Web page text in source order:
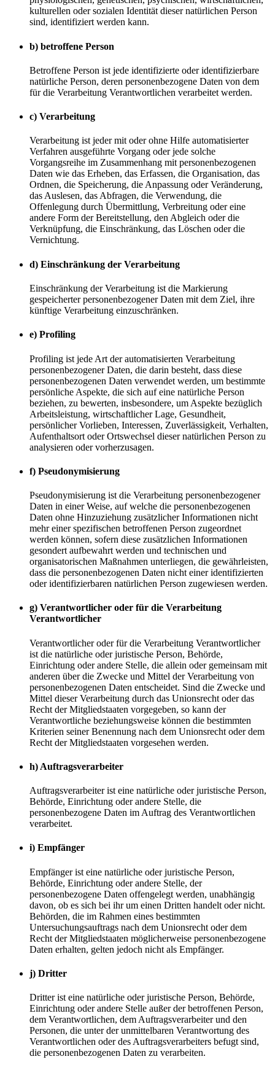
kulturellen oder sozialen Identität dieser natürlichen Person
sind, identifiziert werden kann.
b) betroffene Person
Betroffene Person ist jede identifizierte oder identifizierbare
natürliche Person, deren personenbezogene Daten von dem
für die Verarbeitung Verantwortlichen verarbeitet werden.
c) Verarbeitung
Verarbeitung ist jeder mit oder ohne Hilfe automatisierter
Verfahren ausgeführte Vorgang oder jede solche
Vorgangsreihe im Zusammenhang mit personenbezogenen
Daten wie das Erheben, das Erfassen, die Organisation, das
Ordnen, die Speicherung, die Anpassung oder Veränderung,
das Auslesen, das Abfragen, die Verwendung, die
Offenlegung durch Übermittlung, Verbreitung oder eine
andere Form der Bereitstellung, den Abgleich oder die
Verknüpfung, die Einschränkung, das Löschen oder die
Vernichtung.
d) Einschränkung der Verarbeitung
Einschränkung der Verarbeitung ist die Markierung
gespeicherter personenbezogener Daten mit dem Ziel, ihre
künftige Verarbeitung einzuschränken.
e) Profiling
Profiling ist jede Art der automatisierten Verarbeitung
personenbezogener Daten, die darin besteht, dass diese
personenbezogenen Daten verwendet werden, um bestimmte
persönliche Aspekte, die sich auf eine natürliche Person
beziehen, zu bewerten, insbesondere, um Aspekte bezüglich
Arbeitsleistung, wirtschaftlicher Lage, Gesundheit,
persönlicher Vorlieben, Interessen, Zuverlässigkeit, Verhalten,
Aufenthaltsort oder Ortswechsel dieser natürlichen Person zu
analysieren oder vorherzusagen.
f) Pseudonymisierung
Pseudonymisierung ist die Verarbeitung personenbezogener
Daten in einer Weise, auf welche die personenbezogenen
Daten ohne Hinzuziehung zusätzlicher Informationen nicht
mehr einer spezifischen betroffenen Person zugeordnet
werden können, sofern diese zusätzlichen Informationen
gesondert aufbewahrt werden und technischen und
organisatorischen Maßnahmen unterliegen, die gewährleisten,
dass die personenbezogenen Daten nicht einer identifizierten
oder identifizierbaren natürlichen Person zugewiesen werden.
g) Verantwortlicher oder für die Verarbeitung
Verantwortlicher
Verantwortlicher oder für die Verarbeitung Verantwortlicher
ist die natürliche oder juristische Person, Behörde,
Einrichtung oder andere Stelle, die allein oder gemeinsam mit
anderen über die Zwecke und Mittel der Verarbeitung von
personenbezogenen Daten entscheidet. Sind die Zwecke und
Mittel dieser Verarbeitung durch das Unionsrecht oder das
Recht der Mitgliedstaaten vorgegeben, so kann der
Verantwortliche beziehungsweise können die bestimmten
Kriterien seiner Benennung nach dem Unionsrecht oder dem
Recht der Mitgliedstaaten vorgesehen werden.
h) Auftragsverarbeiter
Auftragsverarbeiter ist eine natürliche oder juristische Person,
Behörde, Einrichtung oder andere Stelle, die
personenbezogene Daten im Auftrag des Verantwortlichen
verarbeitet.
i) Empfänger
Empfänger ist eine natürliche oder juristische Person,
Behörde, Einrichtung oder andere Stelle, der
personenbezogene Daten offengelegt werden, unabhängig
davon, ob es sich bei ihr um einen Dritten handelt oder nicht.
Behörden, die im Rahmen eines bestimmten
Untersuchungsauftrags nach dem Unionsrecht oder dem
Recht der Mitgliedstaaten möglicherweise personenbezogene
Daten erhalten, gelten jedoch nicht als Empfänger.
j) Dritter
Dritter ist eine natürliche oder juristische Person, Behörde,
Einrichtung oder andere Stelle außer der betroffenen Person,
dem Verantwortlichen, dem Auftragsverarbeiter und den
Personen, die unter der unmittelbaren Verantwortung des
Verantwortlichen oder des Auftragsverarbeiters befugt sind,
die personenbezogenen Daten zu verarbeiten.